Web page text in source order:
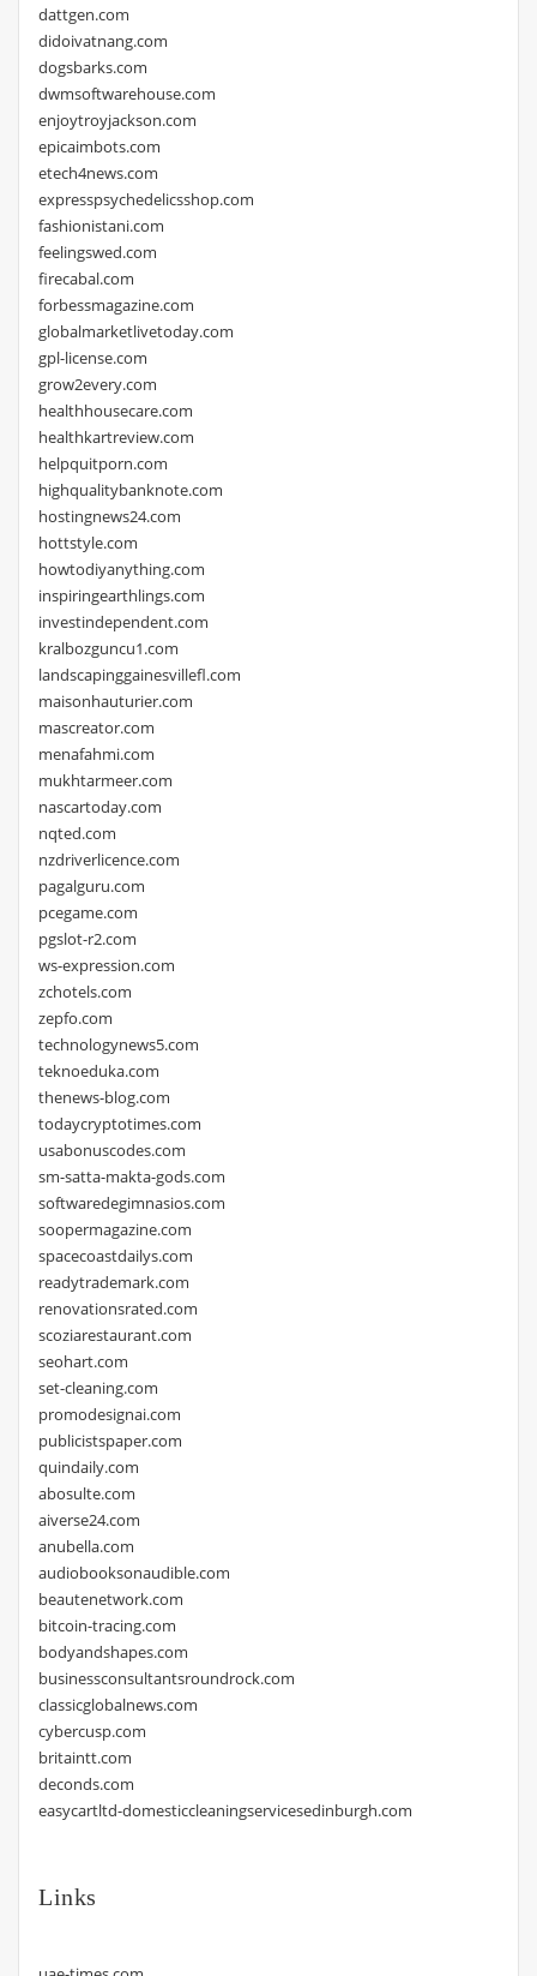
dattgen.com
didoivatnang.com
dogsbarks.com
dwmsoftwarehouse.com
enjoytroyjackson.com
epicaimbots.com
etech4news.com
expresspsychedelicsshop.com
fashionistani.com
feelingswed.com
firecabal.com
forbessmagazine.com
globalmarketlivetoday.com
gpl-license.com
grow2every.com
healthhousecare.com
healthkartreview.com
helpquitporn.com
highqualitybanknote.com
hostingnews24.com
hottstyle.com
howtodiyanything.com
inspiringearthlings.com
investindependent.com
kralbozguncu1.com
landscapinggainesvillefl.com
maisonhauturier.com
mascreator.com
menafahmi.com
mukhtarmeer.com
nascartoday.com
nqted.com
nzdriverlicence.com
pagalguru.com
pcegame.com
pgslot-r2.com
ws-expression.com
zchotels.com
zepfo.com
technologynews5.com
teknoeduka.com
thenews-blog.com
todaycryptotimes.com
usabonuscodes.com
sm-satta-makta-gods.com
softwaredegimnasios.com
soopermagazine.com
spacecoastdailys.com
readytrademark.com
renovationsrated.com
scoziarestaurant.com
seohart.com
set-cleaning.com
promodesignai.com
publicistspaper.com
quindaily.com
abosulte.com
aiverse24.com
anubella.com
audiobooksonaudible.com
beautenetwork.com
bitcoin-tracing.com
bodyandshapes.com
businessconsultantsroundrock.com
classicglobalnews.com
cybercusp.com
britaintt.com
deconds.com
easycartltd-domesticcleaningservicesedinburgh.com
Links